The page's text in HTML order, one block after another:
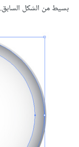
بسيط من الشكل السابق.